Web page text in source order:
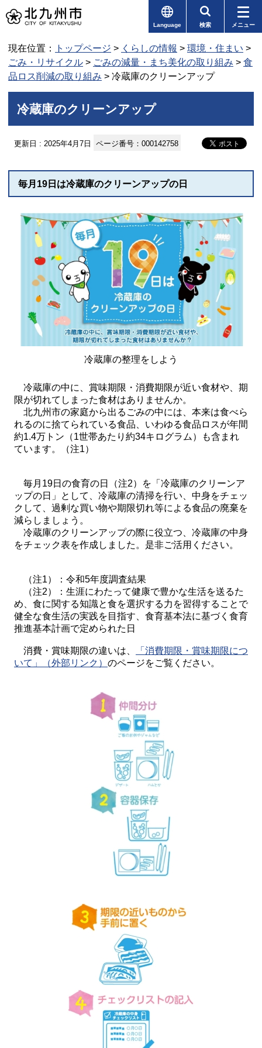
Language 検索 メニュー
現在位置： トップページ > くらしの情報 > 環境・住まい >
ごみ・リサイクル > ごみの減量・まち美化の取り組み > 食
品ロス削減の取り組み > 冷蔵庫のクリーンアップ
冷蔵庫のクリーンアップ
更新日 : 2025年4月7日 ページ番号：000142758
毎月19日は冷蔵庫のクリーンアップの日
冷蔵庫の整理をしよう
冷蔵庫の中に、賞味期限・消費期限が近い食材や、期
限が切れてしまった食材はありませんか。
北九州市の家庭から出るごみの中には、本来は食べら
れるのに捨てられている食品、いわゆる食品ロスが年間
約1.4万トン（1世帯あたり約34キログラム）も含まれ
ています。（注1）
毎月19日の食育の日（注2）を「冷蔵庫のクリーンア
ップの日」として、冷蔵庫の清掃を行い、中身をチェッ
クして、過剰な買い物や期限切れ等による食品の廃棄を
減らしましょう。
冷蔵庫のクリーンアップの際に役立つ、冷蔵庫の中身
をチェック表を作成しました。是非ご活用ください。
（注1）：令和5年度調査結果
（注2）：生涯にわたって健康で豊かな生活を送るた
め、食に関する知識と食を選択する力を習得することで
健全な食生活の実践を目指す、食育基本法に基づく食育
推進基本計画で定められた日
消費・賞味期限の違いは、
「消費期限・賞味期限につ
いて」（外部リンク） のページをご覧ください。